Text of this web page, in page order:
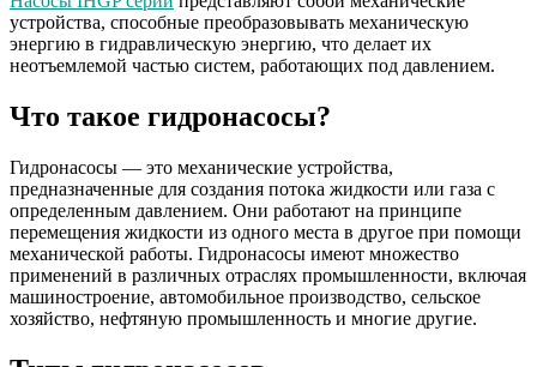
устройства, способные преобразовывать механическую
энергию в гидравлическую энергию, что делает их
неотъемлемой частью систем, работающих под давлением.
Что такое гидронасосы?
Гидронасосы — это механические устройства,
предназначенные для создания потока жидкости или газа с
определенным давлением. Они работают на принципе
перемещения жидкости из одного места в другое при помощи
механической работы. Гидронасосы имеют множество
применений в различных отраслях промышленности, включая
машиностроение, автомобильное производство, сельское
хозяйство, нефтяную промышленность и многие другие.